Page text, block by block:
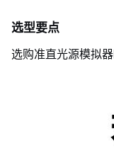
选型要点
选购准直光源模拟